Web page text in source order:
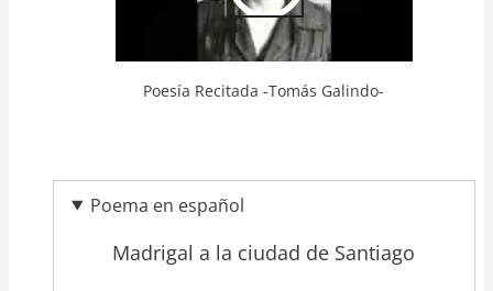
Poesía Recitada -Tomás Galindo-
Poema en español
Madrigal a la ciudad de Santiago